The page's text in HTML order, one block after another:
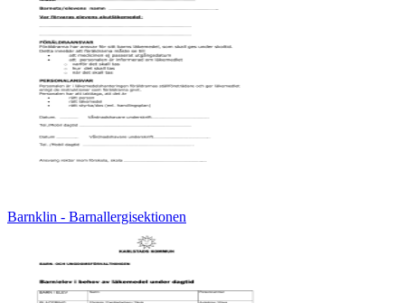
Barnklin - Barnallergisektionen